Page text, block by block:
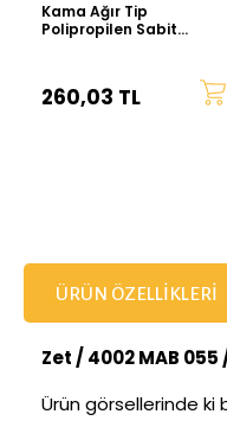
Kama Ağır Tip
Polipropilen Sabit
260,03 TL
ÜRÜN ÖZELLIKLERI
Zet / 4002 MAB
Ürün görsellerinde ki